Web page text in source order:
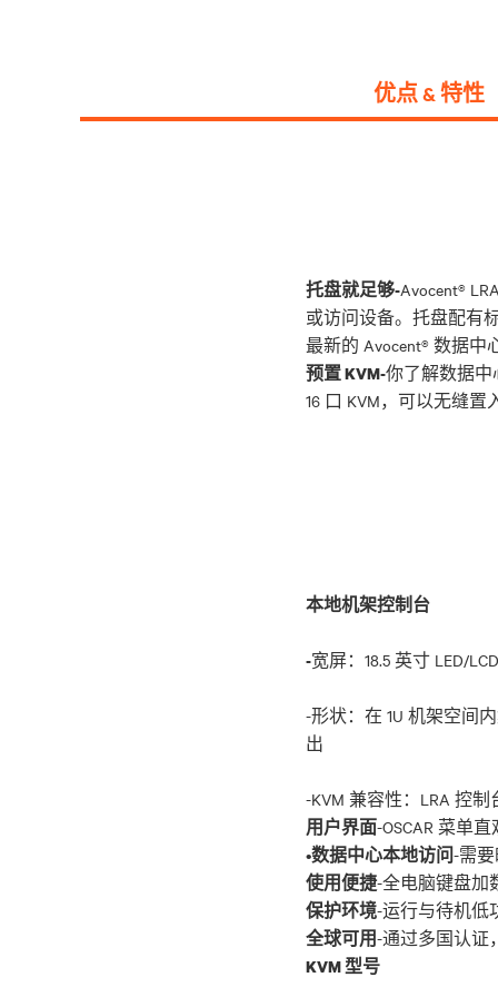
优点 & 特性
托盘就足够-Avocent®
或访问设备。托盘配有
预置 KVM-你了解数据中
本地机架控制台
-宽屏：18.5 英寸 LED/
-形状：在 1U 机架空间
出
用户界面-OSCAR 菜单
•数据中心本地访问
使用便捷
保护环境
全球可用
KVM 型号